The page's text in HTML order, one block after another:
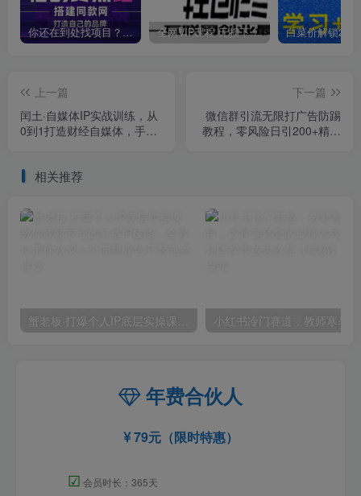
你还在到处找项目？还在当韭菜？我靠卖项目一个月收入5万+，曾经我也是个失败者。 全网VIP课程 无损下载~
上一篇
闰土·自媒体IP实战训练，从
0到1打造财经自媒体，手把
下一篇
微信群引流无限打广告防踢
教程，零风险日引200+精准
相关推荐
蟹老板·打爆个人IP底层实操课，教你成熟专业的打造IP技能，全方位带你做成一个能商业化IP
年费合伙人
79元（限时特惠）
☑ 会员时长：365天